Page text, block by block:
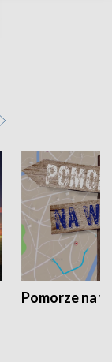
Pomorze na